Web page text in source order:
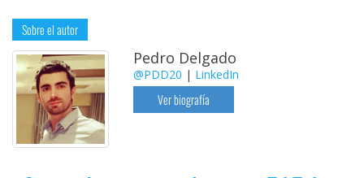
Sobre el autor
Pedro Delgado
@PDD20 | LinkedIn
Ver biografía